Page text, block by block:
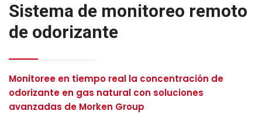
Sistema de monitoreo remoto
de odorizante
Monitoree en tiempo real la concentración de
odorizante en gas natural con soluciones
avanzadas de Morken Group